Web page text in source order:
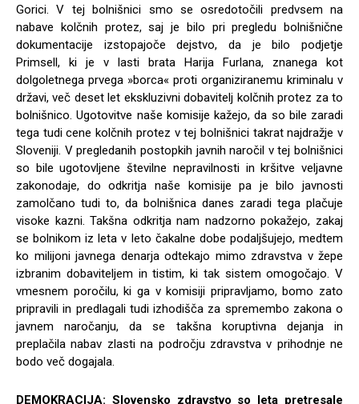
Gorici. V tej bolnišnici smo se osredotočili predvsem na
nabave kolčnih protez, saj je bilo pri pregledu bolnišnične
dokumentacije izstopajoče dejstvo, da je bilo podjetje
Primsell, ki je v lasti brata Harija Furlana, znanega kot
dolgoletnega prvega »borca« proti organiziranemu kriminalu v
državi, več deset let ekskluzivni dobavitelj kolčnih protez za to
bolnišnico. Ugotovitve naše komisije kažejo, da so bile zaradi
tega tudi cene kolčnih protez v tej bolnišnici takrat najdražje v
Sloveniji. V pregledanih postopkih javnih naročil v tej bolnišnici
so bile ugotovljene številne nepravilnosti in kršitve veljavne
zakonodaje, do odkritja naše komisije pa je bilo javnosti
zamolčano tudi to, da bolnišnica danes zaradi tega plačuje
visoke kazni. Takšna odkritja nam nadzorno pokažejo, zakaj
se bolnikom iz leta v leto čakalne dobe podaljšujejo, medtem
ko milijoni javnega denarja odtekajo mimo zdravstva v žepe
izbranim dobaviteljem in tistim, ki tak sistem omogočajo. V
vmesnem poročilu, ki ga v komisiji pripravljamo, bomo zato
pripravili in predlagali tudi izhodišča za spremembo zakona o
javnem naročanju, da se takšna koruptivna dejanja in
preplačila nabav zlasti na področju zdravstva v prihodnje ne
bodo več dogajala.
DEMOKRACIJA: Slovensko zdravstvo so leta pretresale